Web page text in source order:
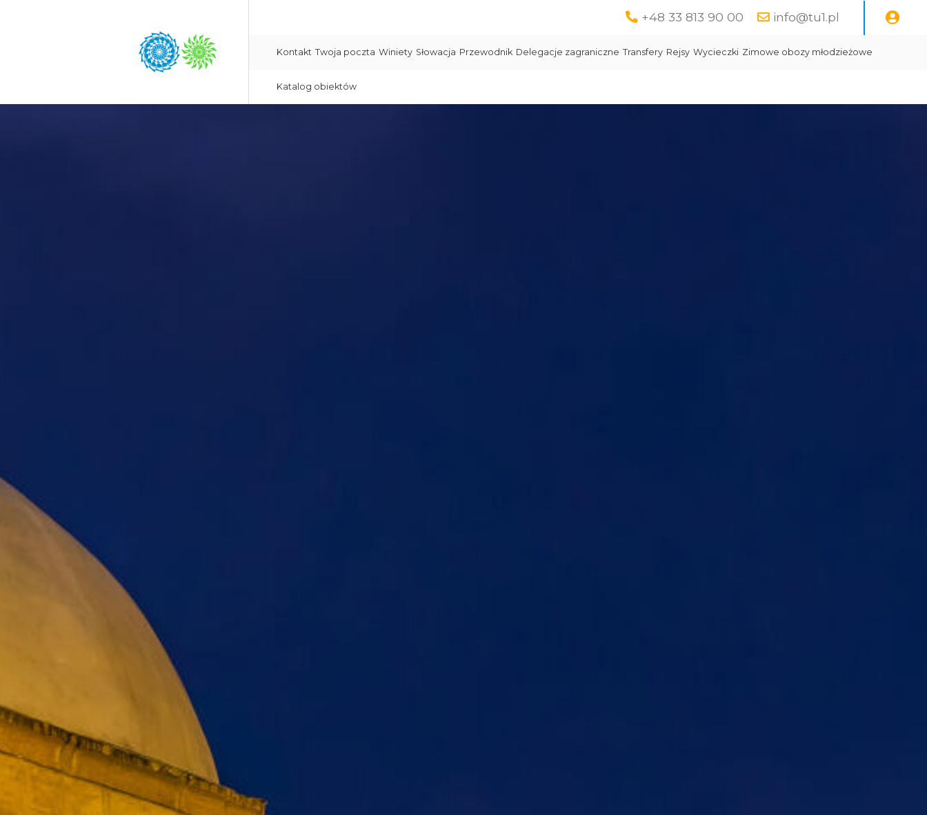
+48 33 813 90 00 info@tu1.pl
Kontakt Twoja poczta Winiety Słowacja Przewodnik Delegacje zagraniczne Transfery Rejsy Wycieczki Zimowe obozy młodzieżowe
Katalog obiektów